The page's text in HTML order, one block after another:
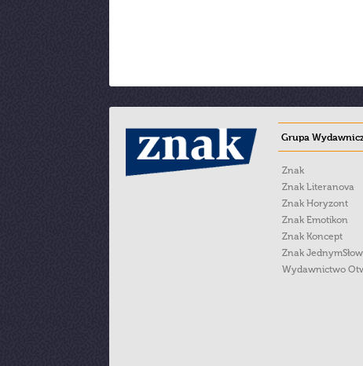
Grupa
Znak
Znak Literanova
Znak Horyzont
Znak Emotikon
Znak Koncept
Znak
Wydawnictwo